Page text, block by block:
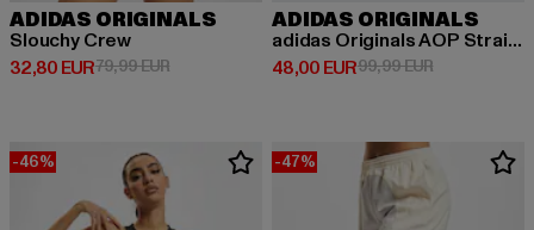
ADIDAS ORIGINALS
Slouchy Crew
32,80 EUR
Derzeitiger Preis: 32,80 EUR
79,99 EURAktionspreis: 79,99 EUR
ADIDAS ORIGINALS
adidas Originals AOP Straight Fit Jeans
48,00 EUR
Derzeitiger Preis: 48,00 EUR
99,99 EURAktionspreis:
-46% -47%